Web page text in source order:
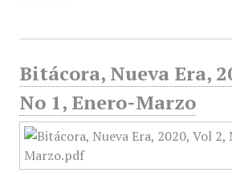
Bitácora, Nueva Era,
No 1, Enero-Marzo